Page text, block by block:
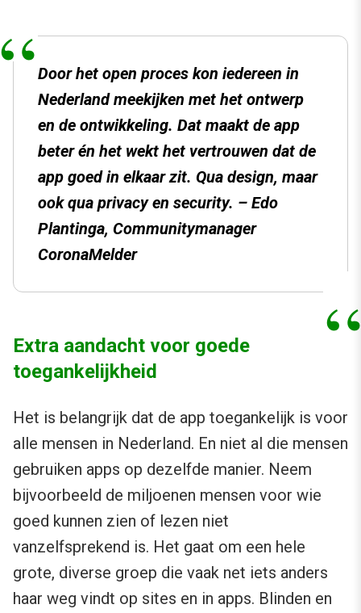
Door het open proces kon iedereen in
Nederland meekijken met het ontwerp
en de ontwikkeling. Dat maakt de app
beter én het wekt het vertrouwen dat de
app goed in elkaar zit. Qua design, maar
ook qua privacy en security. – Edo
Plantinga, Communitymanager
CoronaMelder
Extra aandacht voor goede
toegankelijkheid
Het is belangrijk dat de app toegankelijk is voor
alle mensen in Nederland. En niet al die mensen
gebruiken apps op dezelfde manier. Neem
bijvoorbeeld de miljoenen mensen voor wie
goed kunnen zien of lezen niet
vanzelfsprekend is. Het gaat om een hele
grote, diverse groep die vaak net iets anders
haar weg vindt op sites en in apps. Blinden en